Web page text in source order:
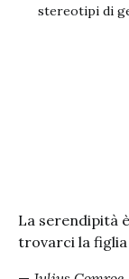
stereotipi di
La serendipità
trovarci la